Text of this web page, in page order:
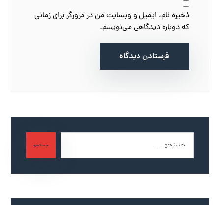
ذخیره نام، ایمیل و وبسایت من در مرورگر برای زمانی
که دوباره دیدگاهی می‌نویسم.
فرستادن دیدگاه
جستجو